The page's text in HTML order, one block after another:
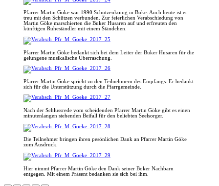
Pfarrer Martin Göke war 1990 Schützenkönig in Buke. Auch heute ist er
treu mit den Schützen verbunden. Zur feierlichen Verabschiedung von
Martin Göke marschierten die Buker Husaren auf und erfreuten den
künftigen Ruheständler mit einem Ständchen.
Pfarrer Martin Göke bedankt sich bei dem Leiter der Buker Husaren für die
gelungene musikalische Überraschung.
Pfarrer Martin Göke spricht zu den Teilnehmern des Empfangs. Er bedankt
sich für die Unterstützung durch die Pfarrgemeinde.
Nach der Schlussrede vom scheidenden Pfarrer Martin Göke gibt es einen
minutenlangen stehenden Beifall für den beliebten Seelsorger.
Die Teilnehmer bringen ihren pesönlichen Dank an Pfarrer Martin Göke
zum Ausdruck.
Hier nimmt Pfarrer Martin Göke den Dank seiner Boker Nachbarn
entgegen. Mit einem Präsent bedanken sie sich bei ihm.